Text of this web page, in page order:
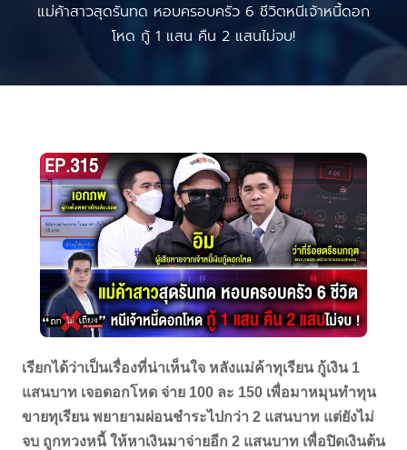
แม่ค้าสาวสุดรันทด หอบครอบครัว 6 ชีวิตหนีเจ้าหนี้ดอก
โหด กู้ 1 แสน คืน 2 แสนไม่จบ!
เรียกได้ว่าเป็นเรื่องที่น่าเห็นใจ หลังแม่ค้าทุเรียน กู้เงิน 1
แสนบาท เจอดอกโหด จ่าย 100 ละ 150 เพื่อมาหมุนทำทุน
ขายทุเรียน พยายามผ่อนชำระไปกว่า 2 แสนบาท แต่ยังไม่
จบ ถูกทวงหนี้ ให้หาเงินมาจ่ายอีก 2 แสนบาท เพื่อปิดเงินต้น